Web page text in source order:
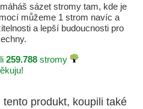
sázet stromy tam, kde je
můžeme 1 strom navíc a
a lepší budoucnosti pro
259.788stromy
produkt, koupili také